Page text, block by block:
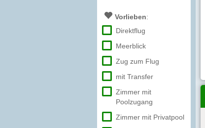
Vorlieben:
Direktflug
Meerblick
Zug zum Flug
mit Transfer
Zimmer mit
Poolzugang
Zimmer mit Privatpool